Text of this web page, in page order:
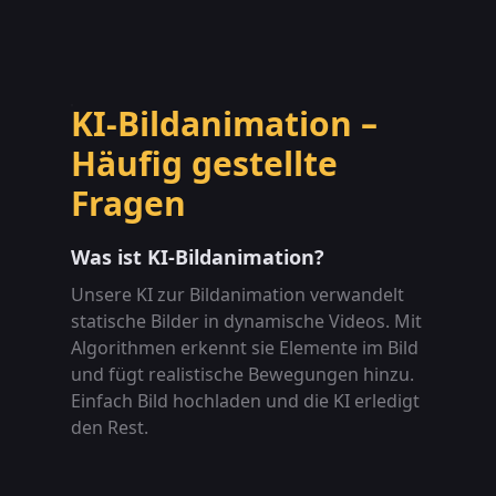
KI-Bildanimation –
Häufig gestellte
Fragen
Was ist KI-Bildanimation?
Unsere KI zur Bildanimation verwandelt
statische Bilder in dynamische Videos. Mit
Algorithmen erkennt sie Elemente im Bild
und fügt realistische Bewegungen hinzu.
Einfach Bild hochladen und die KI erledigt
den Rest.